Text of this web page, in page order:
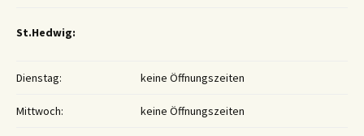
St.Hedwig:
Dienstag: keine Öffnungszeiten
Mittwoch: keine Öffnungszeiten